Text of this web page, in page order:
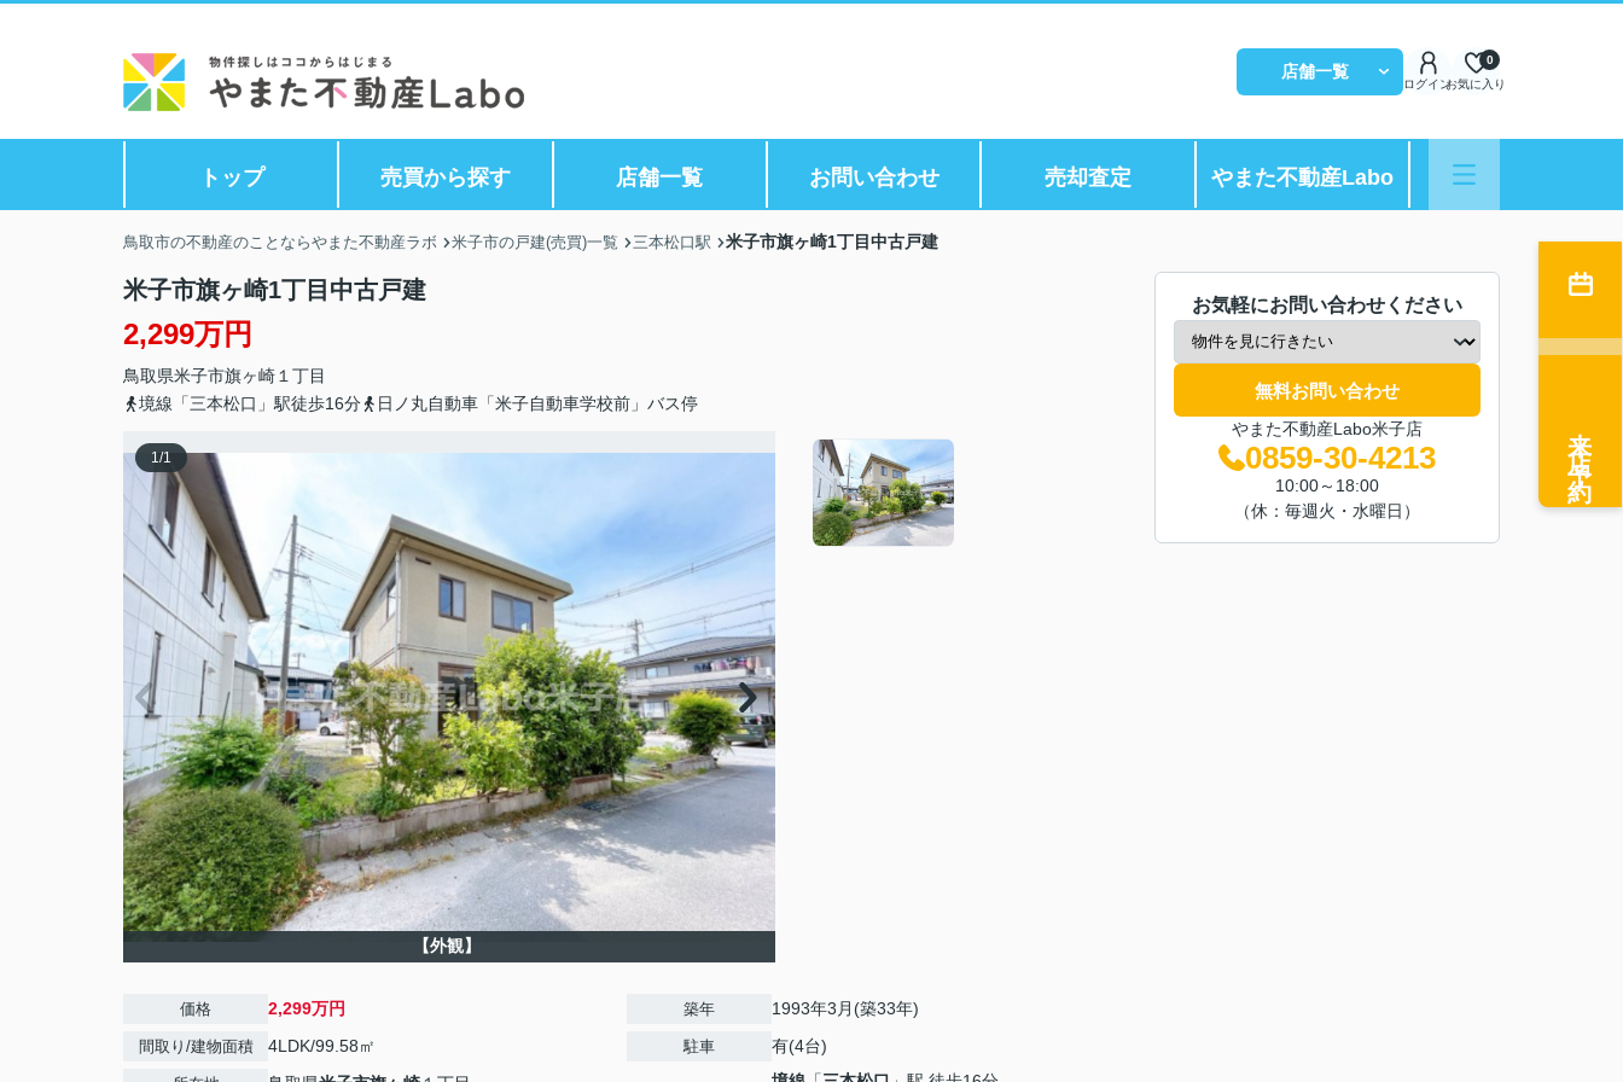
店舗一覧
ログインお気に入り
0
トップ 売買から探す 店舗一覧 お問い合わせ 売却査定 やまた不動産Labo
鳥取市の不動産のことならやまた不動産ラボ 米子市の戸建(売買)一覧 三本松口駅 米子市旗ヶ崎1丁目中古戸建
米子市旗ヶ崎1丁目中古戸建
2,299万円
鳥取県米子市旗ヶ崎 １丁目
境線「三本松口」駅徒歩16分
日ノ丸自動車「米子自動車学校前」バス停
1/1
【外観】
価格 2,299万円
間取り/建物面積 4LDK/99.58㎡
築年 1993年3月(築33年)
駐車 有(4台)
お気軽にお問い合わせください
無料お問い合わせ
やまた不動産Labo米子店
0859-30-4213
10:00～18:00
（休：毎週火・水曜日）
来店予約